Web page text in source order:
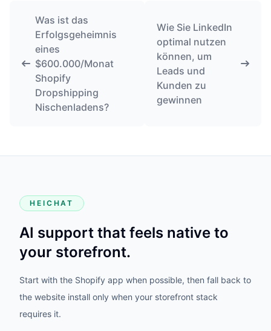
Was ist das
Erfolgsgeheimnis
eines
$600.000/Monat
Shopify
Dropshipping
Nischenladens?
Wie Sie LinkedIn
optimal nutzen
können, um
Leads und
Kunden zu
gewinnen
HEICHAT
AI support that feels native to
your storefront.
Start with the Shopify app when possible, then fall back to
the website install only when your storefront stack
requires it.